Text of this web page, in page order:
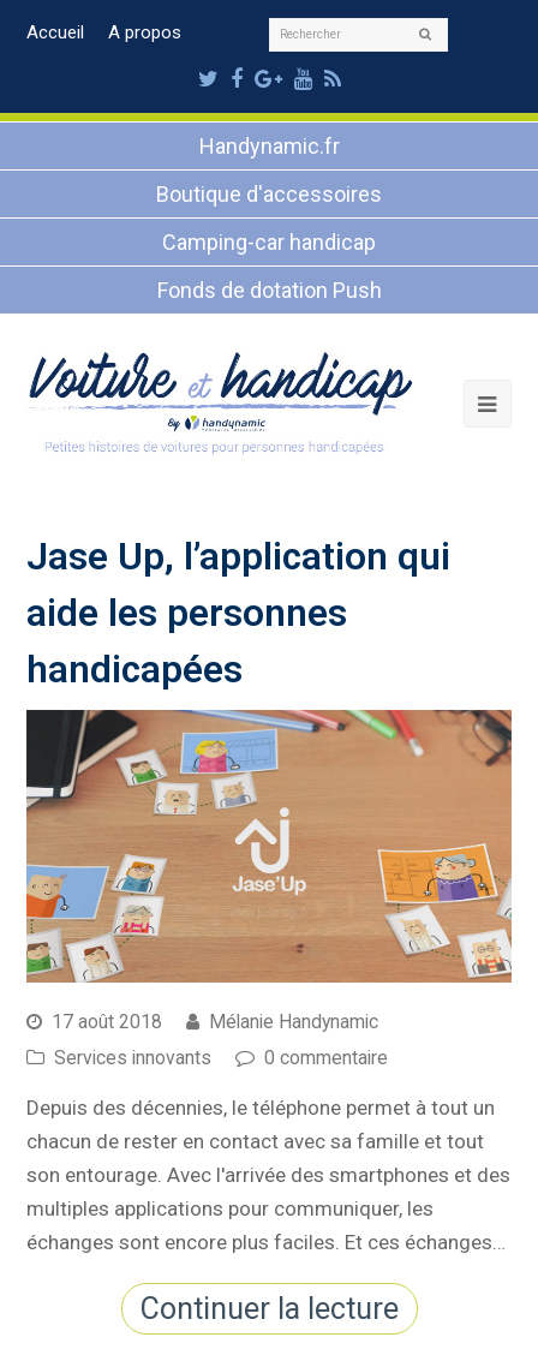
Accueil A propos Rechercher
Twitter
Facebook
Google
Plus
Youtube
RSS
Handynamic.fr
Boutique d'accessoires
Camping-car handicap
Fonds de dotation Push
Jase Up, l’application qui
aide les personnes
handicapées
17 août 2018
Mélanie Handynamic
Services innovants
0 commentaire
Depuis des décennies, le téléphone permet à tout un
chacun de rester en contact avec sa famille et tout
son entourage. Avec l'arrivée des smartphones et des
multiples applications pour communiquer, les
échanges sont encore plus faciles. Et ces échanges…
Continuer la lecture